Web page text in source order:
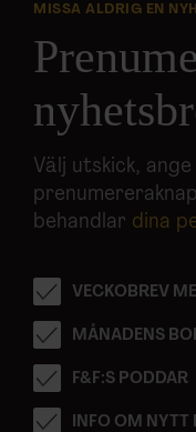
MISSA ALDRIG EN
Välj utskick,
behandlar dina
VECKOBREV
MÅNADENS
F&F:S PODDAR
INFO OM